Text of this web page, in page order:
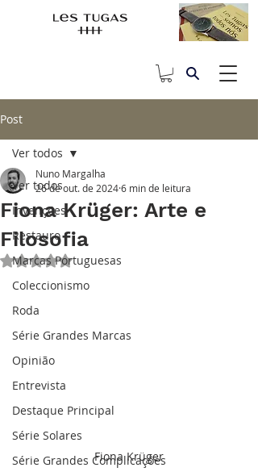
Post
Ver todos
Invenções
Restauro
Marcas Portuguesas
Coleccionismo
Roda
Série Grandes Marcas
Opinião
Entrevista
Destaque Principal
Série Solares
Série Grandes Complicações
Ver todos
Fiona Krüger: Arte e
Filosofia
Nuno Margalha
26 de out. de 20246 min de leitura
Avaliado com NaN de 5 estrelas.
Fiona Krüger